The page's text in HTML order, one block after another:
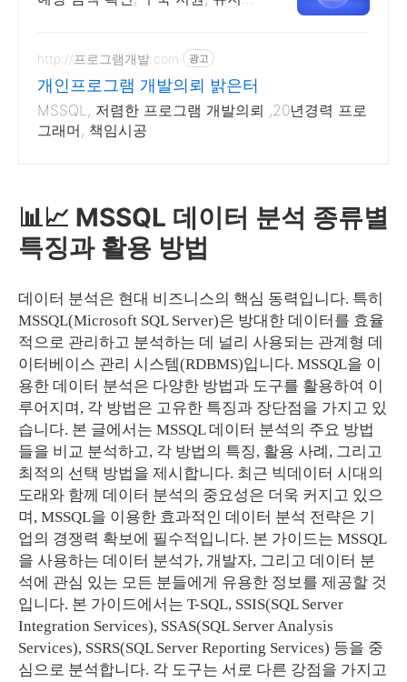
http://프로그램개발.com 광고
개인프로그램 개발의뢰 밝은터
MSSQL, 저렴한 프로그램 개발의뢰 ,20년경력 프로
그래머, 책임시공
📊📈 MSSQL 데이터 분석 종류별
특징과 활용 방법
데이터 분석은 현대 비즈니스의 핵심 동력입니다. 특히
MSSQL(Microsoft SQL Server)은 방대한 데이터를 효율
적으로 관리하고 분석하는 데 널리 사용되는 관계형 데
이터베이스 관리 시스템(RDBMS)입니다. MSSQL을 이
용한 데이터 분석은 다양한 방법과 도구를 활용하여 이
루어지며, 각 방법은 고유한 특징과 장단점을 가지고 있
습니다. 본 글에서는 MSSQL 데이터 분석의 주요 방법
들을 비교 분석하고, 각 방법의 특징, 활용 사례, 그리고
최적의 선택 방법을 제시합니다. 최근 빅데이터 시대의
도래와 함께 데이터 분석의 중요성은 더욱 커지고 있으
며, MSSQL을 이용한 효과적인 데이터 분석 전략은 기
업의 경쟁력 확보에 필수적입니다. 본 가이드는 MSSQL
을 사용하는 데이터 분석가, 개발자, 그리고 데이터 분
석에 관심 있는 모든 분들에게 유용한 정보를 제공할 것
입니다. 본 가이드에서는 T-SQL, SSIS(SQL Server
Integration Services), SSAS(SQL Server Analysis
Services), SSRS(SQL Server Reporting Services) 등을 중
심으로 분석합니다. 각 도구는 서로 다른 강점을 가지고